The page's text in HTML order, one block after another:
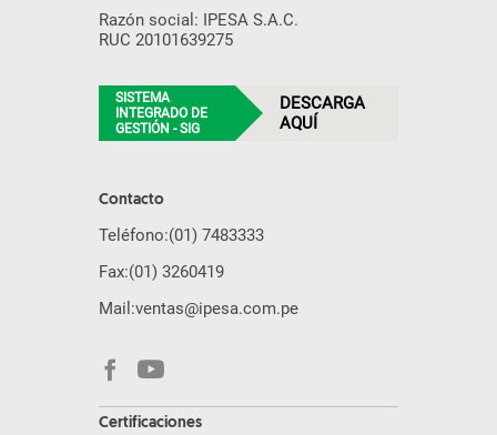
Razón social: IPESA S.A.C.
RUC 20101639275
SISTEMA
INTEGRADO DE
GESTIÓN - SIG
DESCARGA
AQUÍ
Contacto
Teléfono:(01) 7483333
Fax:(01) 3260419
Mail:ventas@ipesa.com.pe
Certificaciones